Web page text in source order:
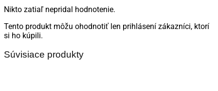
Nikto zatiaľ nepridal hodnotenie.
Tento produkt môžu ohodnotiť len prihlásení zákazníci, ktorí
si ho kúpili.
Súvisiace produkty